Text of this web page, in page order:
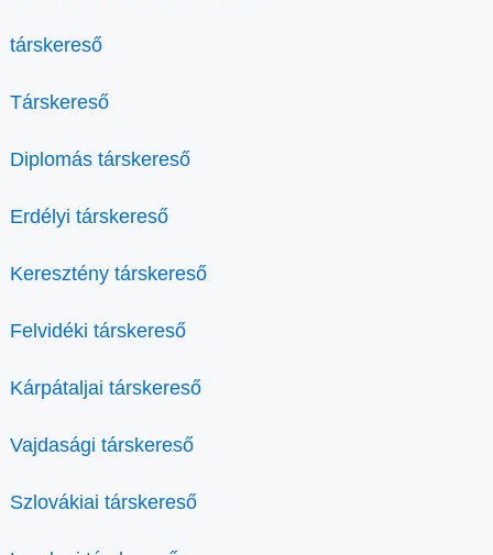
társkereső
Társkereső
Diplomás társkereső
Erdélyi társkereső
Keresztény társkereső
Felvidéki társkereső
Kárpátaljai társkereső
Vajdasági társkereső
Szlovákiai társkereső